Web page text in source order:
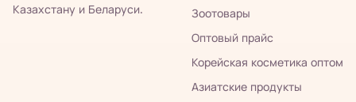
Казахстану и Беларуси.
Зоотовары
Оптовый прайс
Корейская косметика оптом
Азиатские продукты